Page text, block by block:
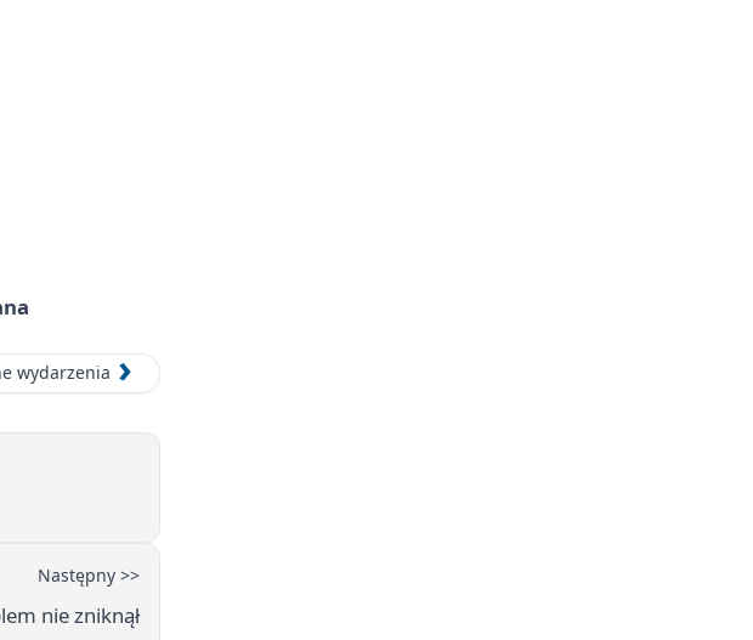
wydarzenia
Następny >>
nie zniknął